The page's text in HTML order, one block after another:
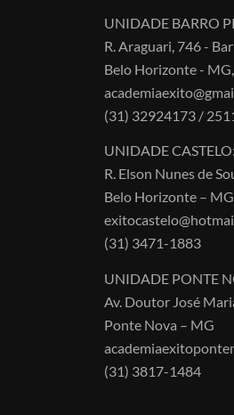
UNIDADE BARRO
R. Araguari, 746 -
Belo Horizonte -
(31) 32924173 /
UNIDADE CASTELO:
R. Elson Nunes de
Belo Horizonte –
(31) 3471-1883
UNIDADE PONTE
Av. Doutor José
Ponte Nova – MG
(31) 3817-1484